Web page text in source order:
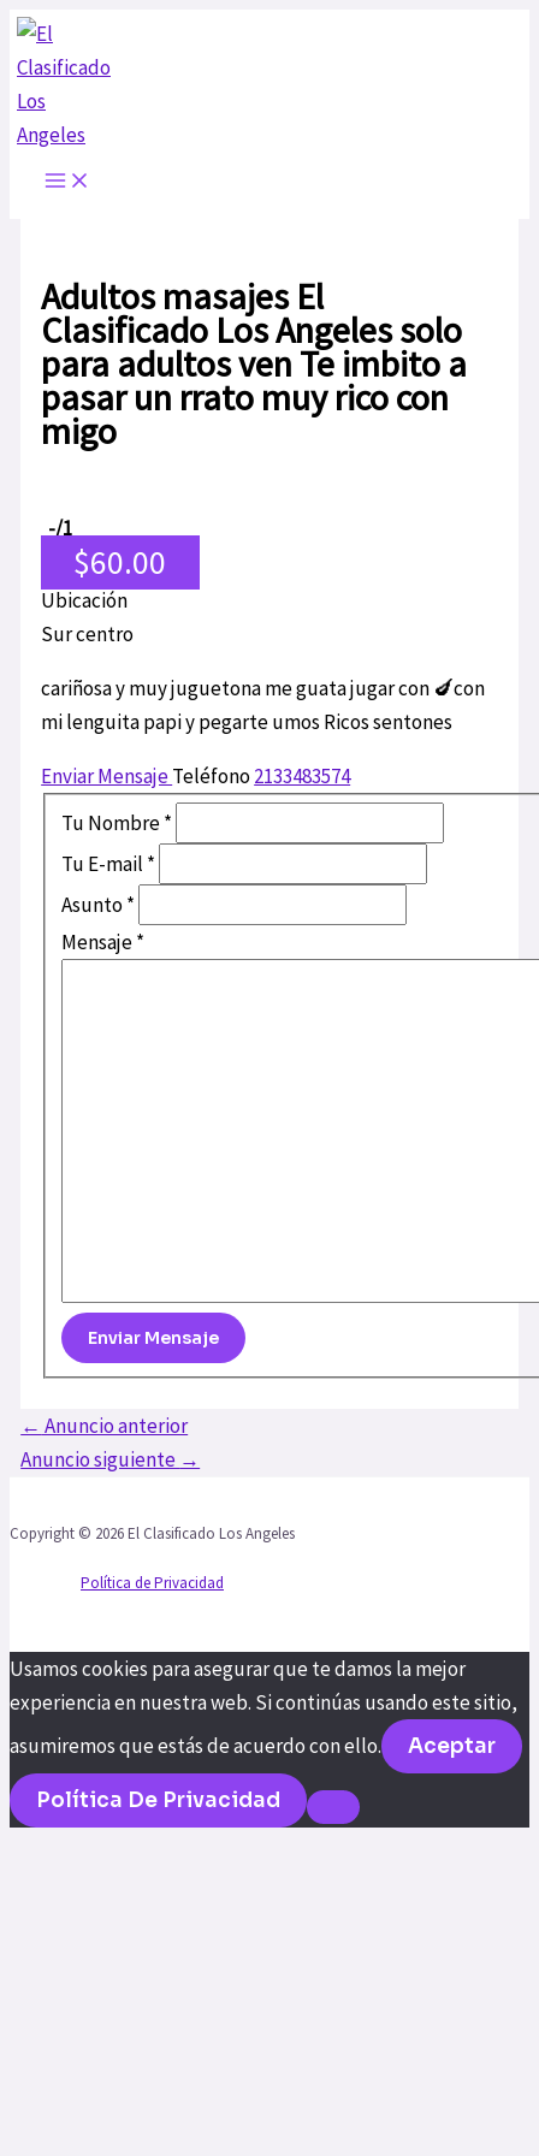
Ir
al
contenido
Adultos masajes El
Clasificado Los Angeles solo
para adultos ven Te imbito a
pasar un rrato muy rico con
migo
-/1
$60.00
Ubicación
Sur centro
cariñosa y muy juguetona me guata jugar con 🍆con
mi lenguita papi y pegarte umos Ricos sentones
Enviar MensajeTeléfono2133483574
Tu Nombre*
Tu E-mail *
Asunto*
Mensaje*
← Anuncio anterior
Anuncio siguiente →
Copyright © 2026 El Clasificado Los Angeles
Política de Privacidad
Usamos cookies para asegurar que te damos la mejor
experiencia en nuestra web. Si continúas usando este sitio,
asumiremos que estás de acuerdo con ello.
Aceptar
Política De Privacidad